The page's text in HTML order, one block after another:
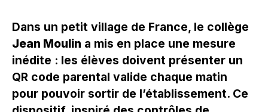
Dans un petit village de France, le collège
Jean Moulin a mis en place une mesure
inédite : les élèves doivent présenter un
QR code parental valide chaque matin
pour pouvoir sortir de l’établissement. Ce